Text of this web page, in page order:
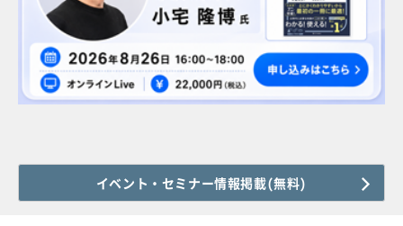
イベント・セミナー情報掲載(無料)